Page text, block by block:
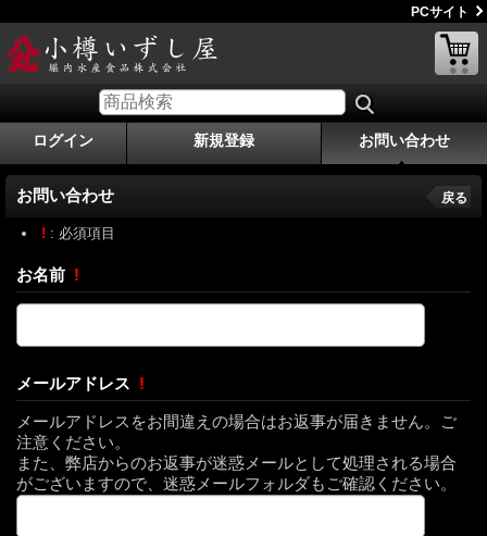
PCサイト
ログイン 新規登録 お問い合わせ
お問い合わせ 戻る
! : 必須項目
お名前 !
メールアドレス !
メールアドレスをお間違えの場合はお返事が届きません。ご
注意ください。
また、弊店からのお返事が迷惑メールとして処理される場合
がございますので、迷惑メールフォルダもご確認ください。